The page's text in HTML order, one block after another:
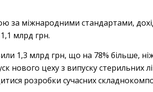
за міжнародними стандартами,
млрд грн.
1,3 млрд грн, що на 78% більше,
нового цеху з випуску стерильних
розробки сучасних